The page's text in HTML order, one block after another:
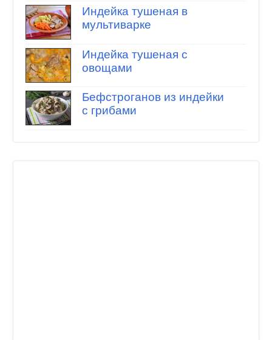
Индейка тушеная в
мультиварке
Индейка тушеная с
овощами
Бефстроганов из индейки
с грибами